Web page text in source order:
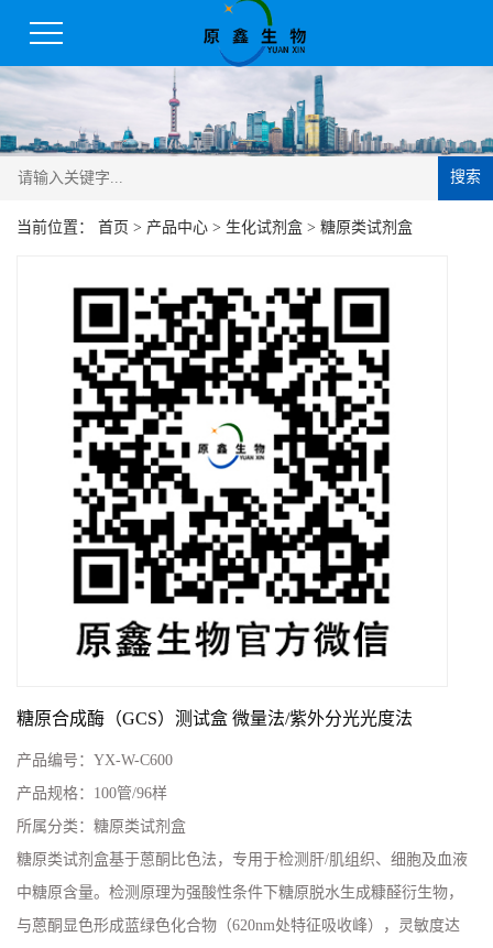
搜索
当前位置： 首页 > 产品中心 > 生化试剂盒 > 糖原类试剂盒
糖原合成酶（GCS）测试盒 微量法/紫外分光光度法
产品编号： YX-W-C600
产品规格： 100管/96样
所属分类： 糖原类试剂盒
糖原类试剂盒基于蒽酮比色法，专用于检测肝/肌组织、细胞及血液
中糖原含量。检测原理为强酸性条件下糖原脱水生成糠醛衍生物，
与蒽酮显色形成蓝绿色化合物（620nm处特征吸收峰），灵敏度达